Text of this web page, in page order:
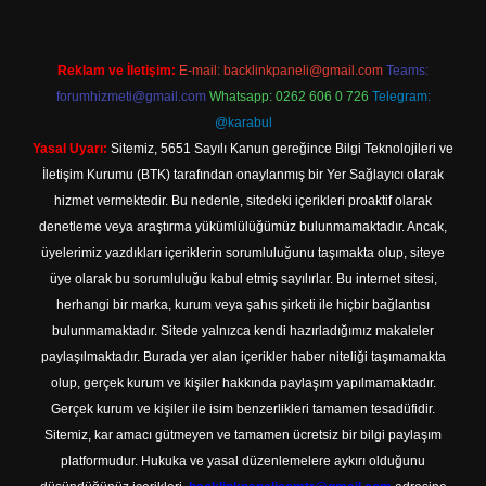
Reklam ve İletişim: E-mail: backlinkpaneli@gmail.com Teams:
forumhizmeti@gmail.com Whatsapp: 0262 606 0 726 Telegram:
@karabul
Yasal Uyarı: Sitemiz, 5651 Sayılı Kanun gereğince Bilgi Teknolojileri ve
İletişim Kurumu (BTK) tarafından onaylanmış bir Yer Sağlayıcı olarak
hizmet vermektedir. Bu nedenle, sitedeki içerikleri proaktif olarak
denetleme veya araştırma yükümlülüğümüz bulunmamaktadır. Ancak,
üyelerimiz yazdıkları içeriklerin sorumluluğunu taşımakta olup, siteye
üye olarak bu sorumluluğu kabul etmiş sayılırlar. Bu internet sitesi,
herhangi bir marka, kurum veya şahıs şirketi ile hiçbir bağlantısı
bulunmamaktadır. Sitede yalnızca kendi hazırladığımız makaleler
paylaşılmaktadır. Burada yer alan içerikler haber niteliği taşımamakta
olup, gerçek kurum ve kişiler hakkında paylaşım yapılmamaktadır.
Gerçek kurum ve kişiler ile isim benzerlikleri tamamen tesadüfidir.
Sitemiz, kar amacı gütmeyen ve tamamen ücretsiz bir bilgi paylaşım
platformudur. Hukuka ve yasal düzenlemelere aykırı olduğunu